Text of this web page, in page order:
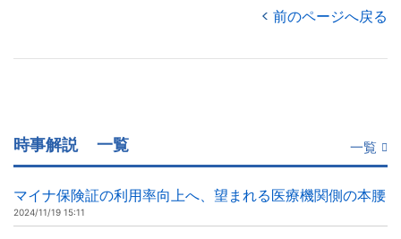
前のページへ戻る
時事解説 一覧 一覧
マイナ保険証の利用率向上へ、望まれる医療機関側の本腰
2024/11/19 15:11